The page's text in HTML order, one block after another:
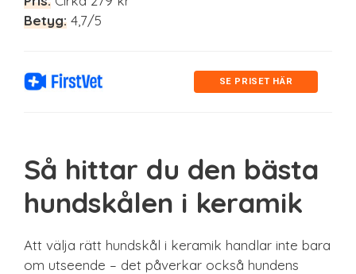
Betyg: 4,7/5
SE PRISET HÄR
Så hittar du den bästa
hundskålen i keramik
Att välja rätt hundskål i keramik handlar inte bara
om utseende – det påverkar också hundens